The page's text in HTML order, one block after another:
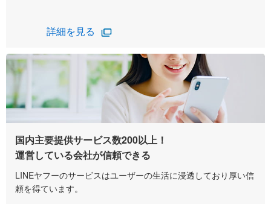
詳細を見る
国内主要提供サービス数200以上！
運営している会社が信頼できる
LINEヤフーのサービスはユーザーの生活に浸透しており厚い信
頼を得ています。